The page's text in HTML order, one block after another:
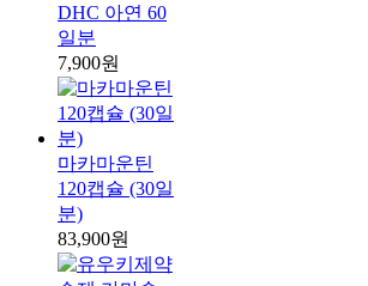
DHC 아연 60
일분
7,900원
마카마운틴
120캡슐 (30일
분)
83,900원